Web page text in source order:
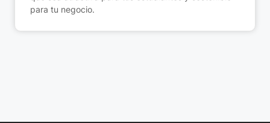
para tu negocio.